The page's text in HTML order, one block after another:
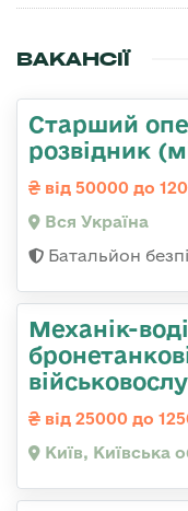
ВАКАНСІЇ
Старший
розвідник
від 50000 до
Вся Україна
Батальйон
Механік-
від 25000 до
Київ, Київська